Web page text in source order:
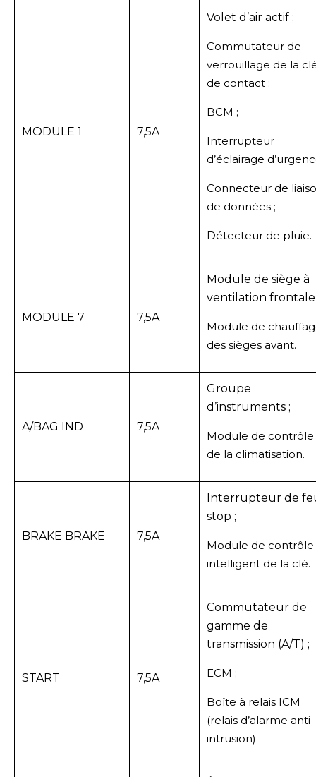
MODULE 1 7,5A
Volet d’air actif ;
Commutateur de
verrouillage de la
de contact ;
BCM ;
Interrupteur
d’éclairage
Connecteur de
de données ;
Détecteur de pluie.
MODULE 7 7,5A
Module de siège à
ventilation frontale
Module de
des sièges avant.
A/BAG IND 7,5A
Groupe
d’instruments ;
Module de contrôle
de la climatisation.
BRAKE BRAKE 7,5A
Interrupteur de
stop ;
Module de contrôle
intelligent de la clé.
START 7,5A
Commutateur de
gamme de
transmission (A/T) ;
ECM ;
Boîte à relais ICM
(relais d’alarme anti-
intrusion)